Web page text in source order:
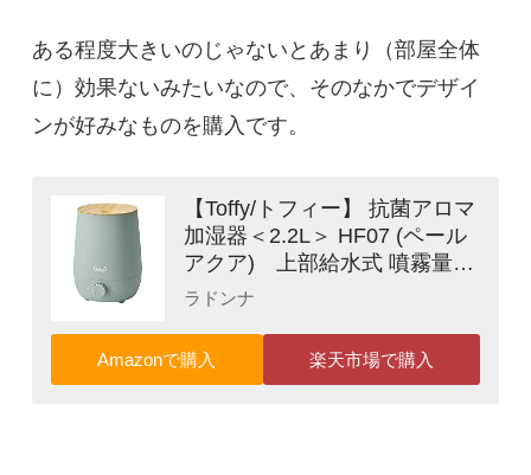
ある程度大きいのじゃないとあまり（部屋全体
に）効果ないみたいなので、そのなかでデザイ
ンが好みなものを購入です。
【Toffy/トフィー】 抗菌アロマ
加湿器＜2.2L＞ HF07 (ペール
アクア) 上部給水式 噴霧量調
節 抗菌加工 LEDライト アロマ
応 HF07-PA
ラドンナ
Amazonで購入 楽天市場で購入